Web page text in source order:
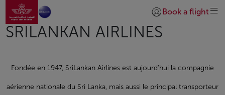
Saut au contenu principal
Aller à la page accueil
Se connecter |
Book a flight
SRILANKAN AIRLINES
Fondée en 1947, SriLankan Airlines est aujourd'hui la compagnie
aérienne nationale du Sri Lanka, mais aussi le principal transporteur